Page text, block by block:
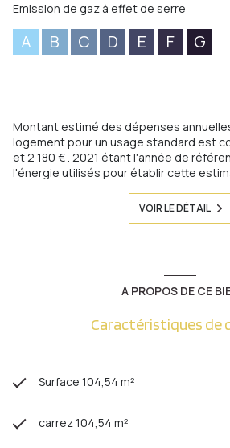
Emission de gaz à effet de serre
A B C D E F G
Montant estimé des dépenses
logement pour un usage standard est
et 2 180 € . 2021 étant l'année de
l'énergie utilisés pour établir cette
VOIR LE DÉTAIL
A PROPOS DE CE
Caractéristiques de
Surface 104,54 m²
carrez 104,54 m²